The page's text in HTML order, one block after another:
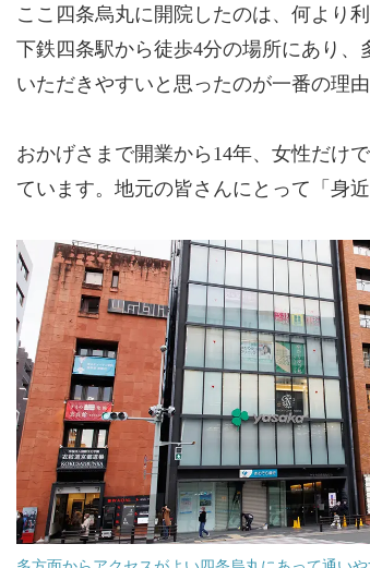
ここ四条烏丸に開院したのは、何より
下鉄四条駅から徒歩4分の場所にあり
いただきやすいと思ったのが一番の理由
おかげさまで開業から14年、女性だけ
ています。地元の皆さんにとって「身